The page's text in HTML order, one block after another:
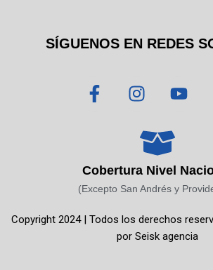
SÍGUENOS EN REDES
F
a
o
o
-
I
n
t
a
g
r
m
Y
o
b
e
Cobertura Nivel
(Excepto San Andrés y
Copyright 2024 | Todos los derechos
por Seisk agencia